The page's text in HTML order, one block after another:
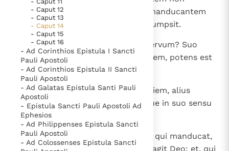
5. Het gebed van de Kerk
In Christus wordt onze honger vervuld
Leer de kostbare parel van Gods koninkrijk te
herkennen
Gods Koninkrijk groeit stilletjes door liefde, niet door
dwang
De mystiek. De mystieke verschijnselen en de
heiligheid
Berichten
Het Vaticaan publiceert een nieuwe Latijnse uitgave
van het Romeins martyrologium
Vaticaanse financiële waakhond verliest autonomie
Paus spreekt het Wereldvoedselprogramma toe
- Caput 12
- Caput 13
- Caput 14
- Caput 15
- Caput 16
- Ad Corinthios Epistula I Sancti
Pauli Apostoli
- Ad Corinthios Epistula II Sancti
Pauli Apostoli
- Ad Galatas Epistula Santi Pauli
Apostoli
- Epistula Sancti Pauli Apostoli Ad
Ephesios
- Ad Philippenses Epistula Sancti
Pauli Apostoli
- Ad Colossenses Epistula Sancti
spernat; et, qui non manducat, manducantem
non iudicet, Deus enim illum assumpsit.
Tu quis es, qui iudices alienum servum? Suo
domino stat aut cadit; stabit autem, potens est
enim Dominus statuere illum.
Nam alius iudicat inter diem et diem, alius
iudicat omnem diem; unusquisque in suo sensu
abundet.
Qui sapit diem, Domino sapit; et, qui manducat,
Domino manducat, gratias enim agit Deo; et, qui